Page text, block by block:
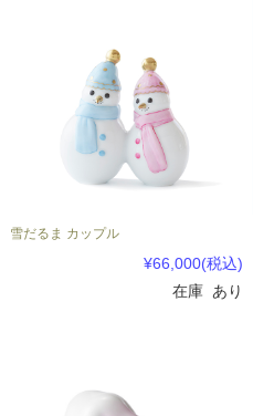
雪だるま カップル
¥66,000(税込)
在庫 あり